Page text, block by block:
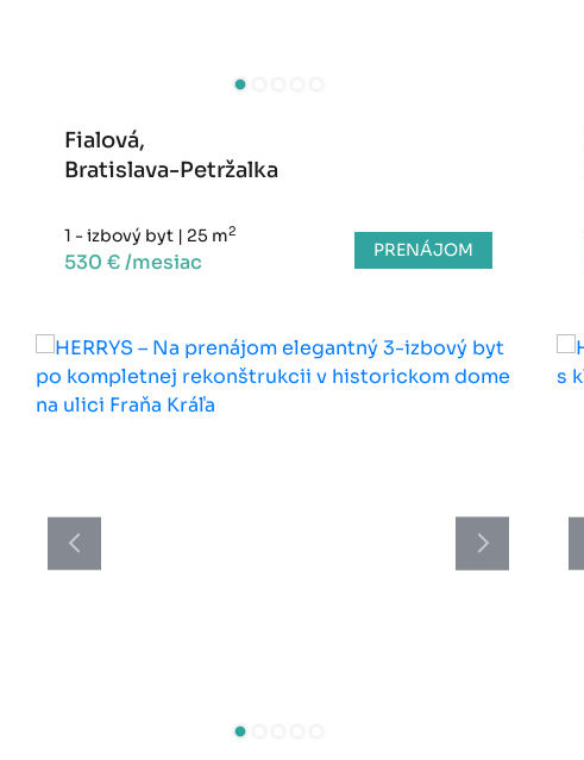
Fialová,
Bratislava-Petržalka
1 - izbový byt | 25 m2
530 € /mesiac PRENÁJOM